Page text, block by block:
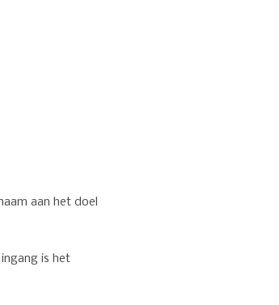
aan het doel
is het